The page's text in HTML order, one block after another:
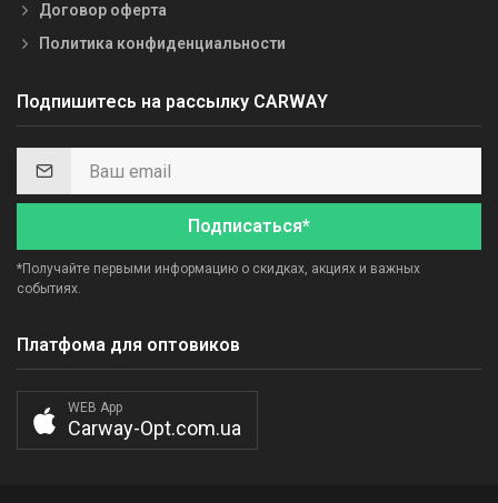
Договор оферта
Политика конфиденциальности
Подпишитесь на рассылку CARWAY
Подписаться*
*Получайте первыми информацию о скидках, акциях и важных
событиях.
Платфома для оптовиков
WEB App
Carway-Opt.com.ua